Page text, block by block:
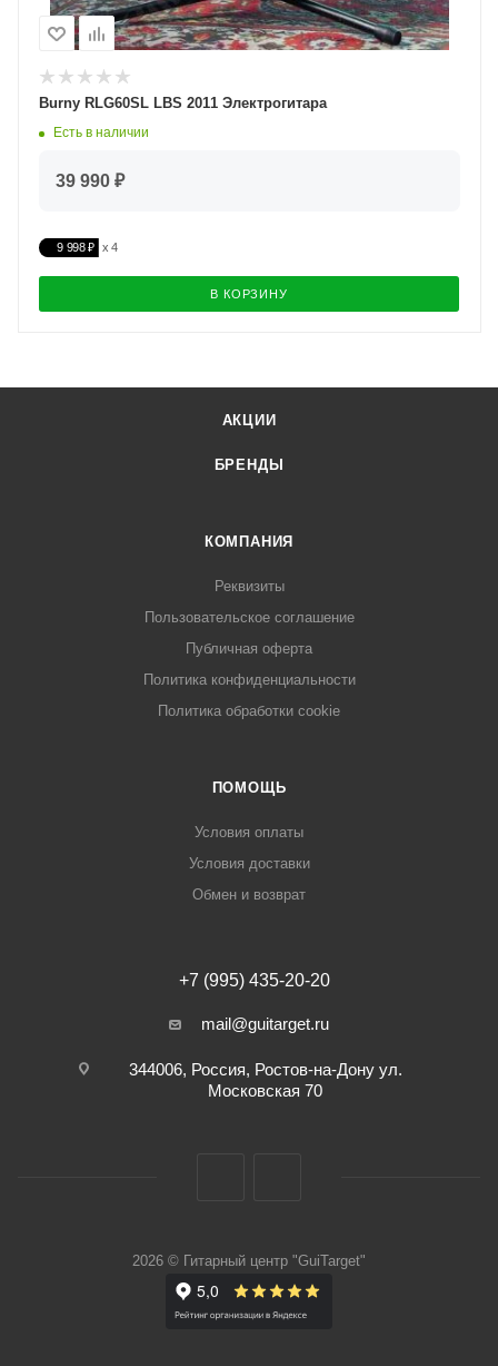
Burny RLG60SL LBS 2011 Электрогитара
Есть в наличии
39 990 ₽
9 998 ₽
В КОРЗИНУ
АКЦИИ
БРЕНДЫ
КОМПАНИЯ
Реквизиты
Пользовательское соглашение
Публичная оферта
Политика конфиденциальности
Политика обработки cookie
ПОМОЩЬ
Условия оплаты
Условия доставки
Обмен и возврат
+7 (995) 435-20-20
mail@guitarget.ru
344006, Россия, Ростов-на-Дону ул.
Московская 70
2026 © Гитарный центр "GuiTarget"